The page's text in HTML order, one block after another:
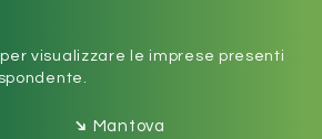
visualizzare le imprese presenti
➔ Mantova